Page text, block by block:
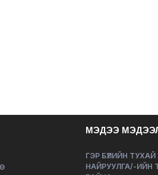
МЭДЭЭ
ГЭР БҮЛИЙН
НАЙРУУЛГА/-ИЙН